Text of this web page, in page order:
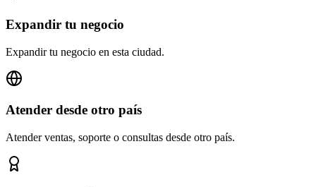
Expandir tu negocio
Expandir tu negocio en esta ciudad.
Atender desde otro país
Atender ventas, soporte o consultas desde otro país.